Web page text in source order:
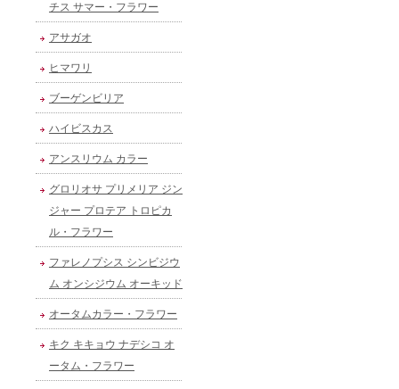
チス サマー・フラワー
アサガオ
ヒマワリ
ブーゲンビリア
ハイビスカス
アンスリウム カラー
グロリオサ プリメリア ジン
ジャー プロテア トロピカ
ル・フラワー
ファレノプシス シンビジウ
ム オンシジウム オーキッド
オータムカラー・フラワー
キク キキョウ ナデシコ オ
ータム・フラワー